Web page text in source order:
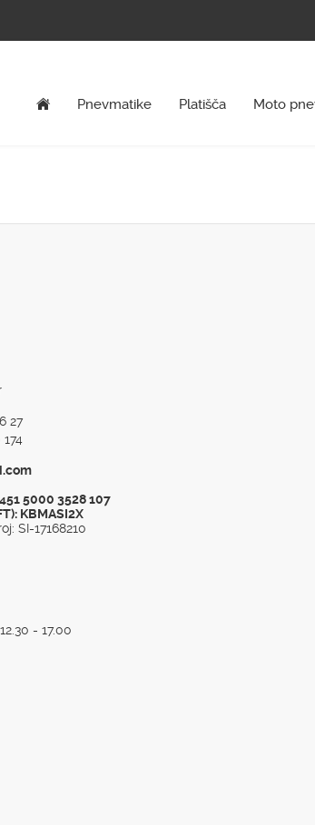
Pnevmatike Platišča Moto
27
5000 3528 107
KBMASI2X
SI-17168210
- 17.00